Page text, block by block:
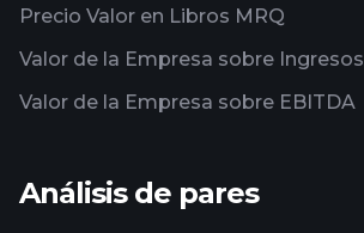
Precio Valor en Libros MRQ
Valor de la Empresa sobre Ingresos
Valor de la Empresa sobre EBITDA
Análisis de pares